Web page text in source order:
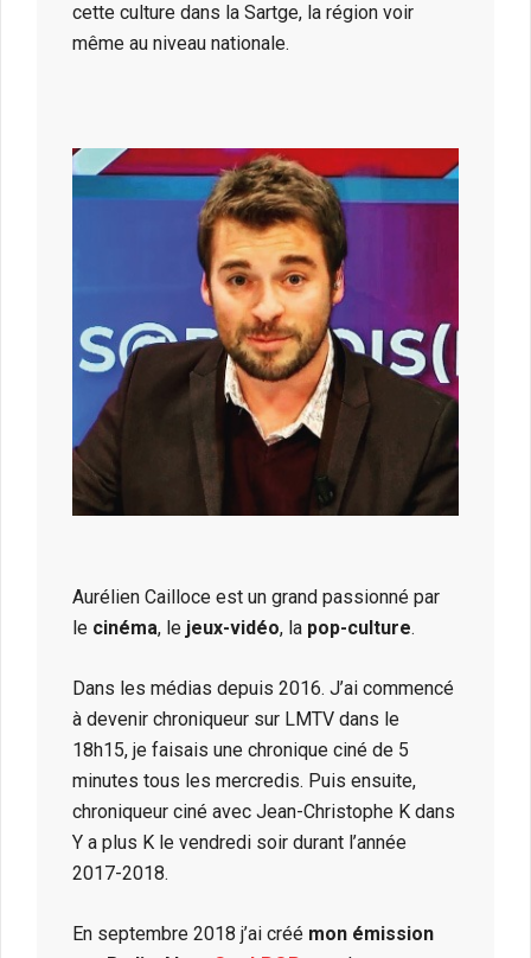
cette culture dans la Sartge, la région voir
même au niveau nationale.
Aurélien Cailloce est un grand passionné par
le cinéma, le jeux-vidéo, la pop-culture.
Dans les médias depuis 2016. J’ai commencé
à devenir chroniqueur sur LMTV dans le
18h15, je faisais une chronique ciné de 5
minutes tous les mercredis. Puis ensuite,
chroniqueur ciné avec Jean-Christophe K dans
Y a plus K le vendredi soir durant l’année
2017-2018.
En septembre 2018 j’ai créé mon émission